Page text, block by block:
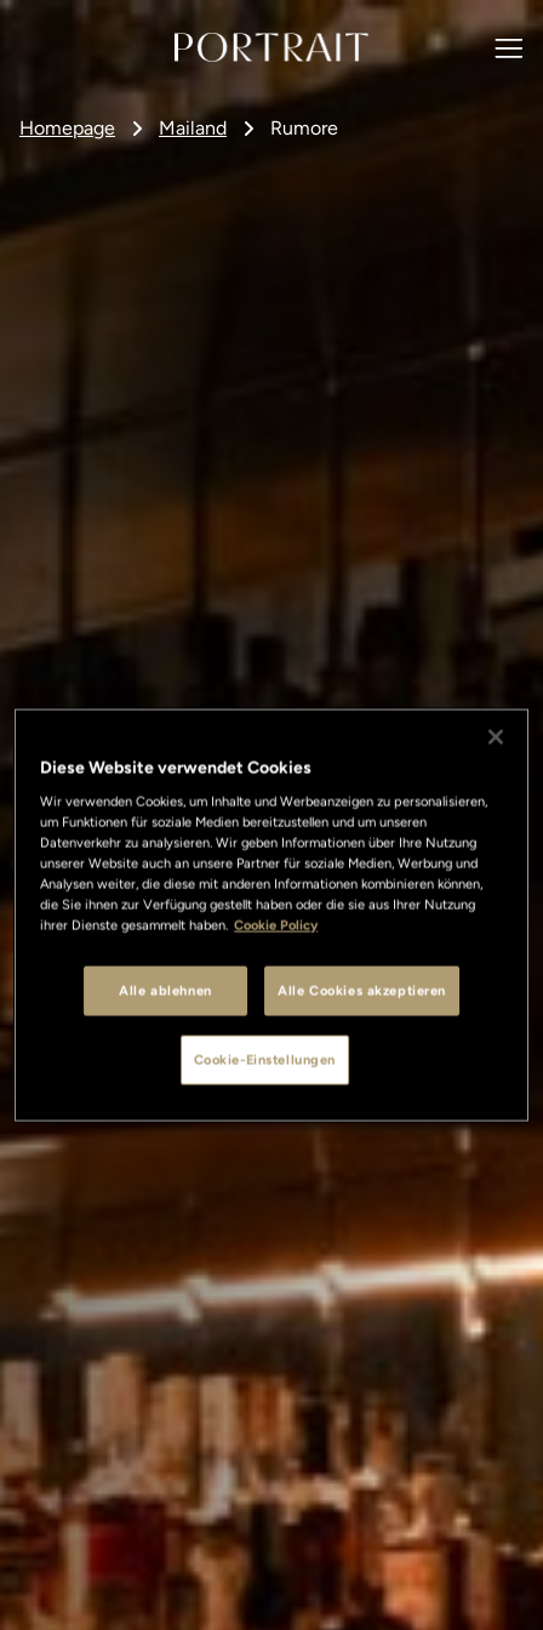
Homepage Mailand Rumore
Diese Website verwendet Cookies
Wir verwenden Cookies, um Inhalte und Werbeanzeigen zu personalisieren,
um Funktionen für soziale Medien bereitzustellen und um unseren
Datenverkehr zu analysieren. Wir geben Informationen über Ihre Nutzung
unserer Website auch an unsere Partner für soziale Medien, Werbung und
Analysen weiter, die diese mit anderen Informationen kombinieren können,
die Sie ihnen zur Verfügung gestellt haben oder die sie aus Ihrer Nutzung
ihrer Dienste gesammelt haben. Cookie Policy
Alle ablehnen Alle Cookies akzeptieren
Cookie-Einstellungen